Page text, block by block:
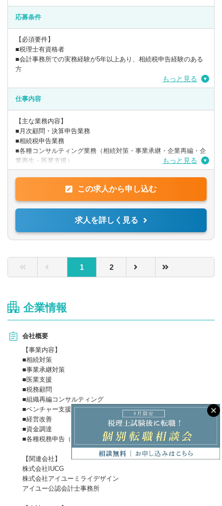
応募条件
【必須要件】
■税理士有資格者
■会計事務所での実務経験が5年以上あり、相続税申告経験のある
方
【歓迎要件】
■税務顧問を中心にやってきた方
※時短勤務相談可能です！
もっと見る
仕事内容
【主な業務内容】
■月次顧問・決算申告業務
■相続税申告業務
■各種コンサルティング業務（相続対策・事業承継・企業再編・企
業再生・医業支援）
〇入社時の業務イメージとしては、相続案件6割、法人顧問業務4
割です。相続は月3件程度/顧問は担当10件程度です。自身の経験
に合わせて段階的に業務をお任せします。
※入社後のキャリアアップとして、資産税(事業承継/組織再編/相
続対策等)や中小企業成長支援（資金繰り改善経営アドバイ
ス/MAS監査/財務コンサル）などにも携わることも可能です。 自
身の考えと意欲を重要視した働き方を実現することが出来ます。
〇高付加価値の創造と提供を大切にしています。そのために、ま
ずはきめ細やかなヒアリングで問題点を見つけ、弁護士や司法書
士のチームで問題を解決することで高付加価値な商品を創造し、
〇クラウド型顧問対応やテレワークを取り入れ、時勢に合った働
き方が可能です。
もっと見る
この求人から申し込む
求人を詳しく見る
1 2
企業情報
会社概要
【事業内容】
■相続対策
■事業承継対策
■医業支援
■税務顧問
■組織再編コンサルティング
■ベンチャー支援税務コンサルティング
■経営改善
■資金調達
■各種税務申告（相続税、法人税、所得税、消費税、地方税）
【関連会社】
株式会社IUCG
株式会社アイユーミライデザイン
アイユー公認会計士事務所